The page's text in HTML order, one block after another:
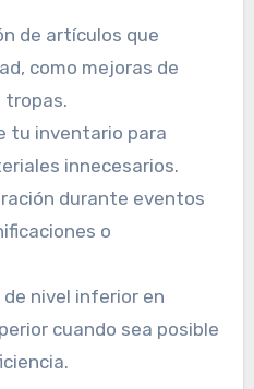
de artículos que
como mejoras de
tropas.
tu inventario para
innecesarios.
durante eventos
o
nivel inferior en
cuando sea posible